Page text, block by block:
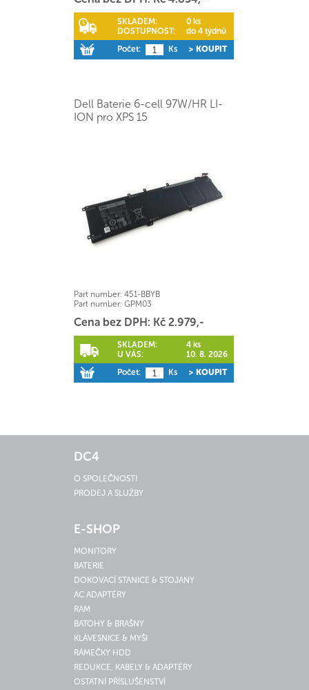
SKLADEM:
0 ks
DOSTUPNOST:
do 4 týdnů
Počet:
Ks > KOUPIT
Dell Baterie 6-cell 97W/HR LI-
ION pro XPS 15
Part number: 451-BBYB
Part number: GPM03
Cena bez DPH: Kč 2.979,-
SKLADEM:
4 ks
U VÁS:
10. 8. 2026
Počet:
Ks > KOUPIT
DC4
O SPOLEČNOSTI
PRODEJ A SLUŽBY
E-SHOP
MONITORY
BATERIE
DOKOVACÍ STANICE & STOJANY
AC ADAPTÉRY
RAM
BATOHY & BRAŠNY
KLÁVESNICE & MYŠI
RÁMEČKY HDD
REDUKCE, KABELY & ADAPTÉRY
OSTATNÍ PŘÍSLUŠENSTVÍ